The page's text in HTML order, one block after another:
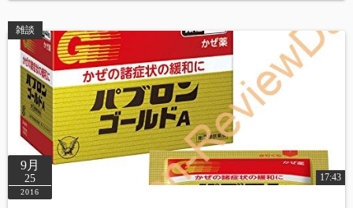
雑談
9月
25
2016
17:43